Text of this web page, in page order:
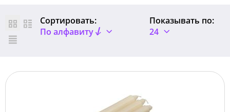
Сортировать:
По алфавиту
Показывать по:
24